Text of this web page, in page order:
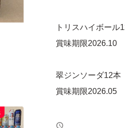
トリスハイボール
賞味期限2026.10
翠ジンソーダ12本
賞味期限2026.05
氷結24本